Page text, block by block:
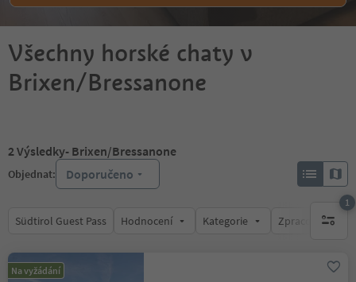
Všechny horské chaty v
Brixen/Bressanone
2Výsledky- Brixen/Bressanone
Objednat: Doporučeno
Südtirol Guest Pass Hodnocení Kategorie Zpracovává
1
1
Na vyžádání